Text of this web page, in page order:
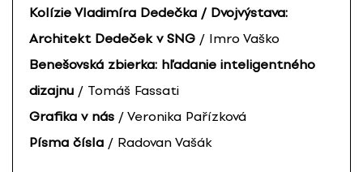
Kolízie Vladimíra Dedečka / Dvojvýstava:
Architekt Dedeček v SNG / Imro Vaško
Benešovská zbierka: hľadanie inteligentného
dizajnu / Tomáš Fassati
Grafika v nás / Veronika Pařízková
Písma čísla / Radovan Vašák